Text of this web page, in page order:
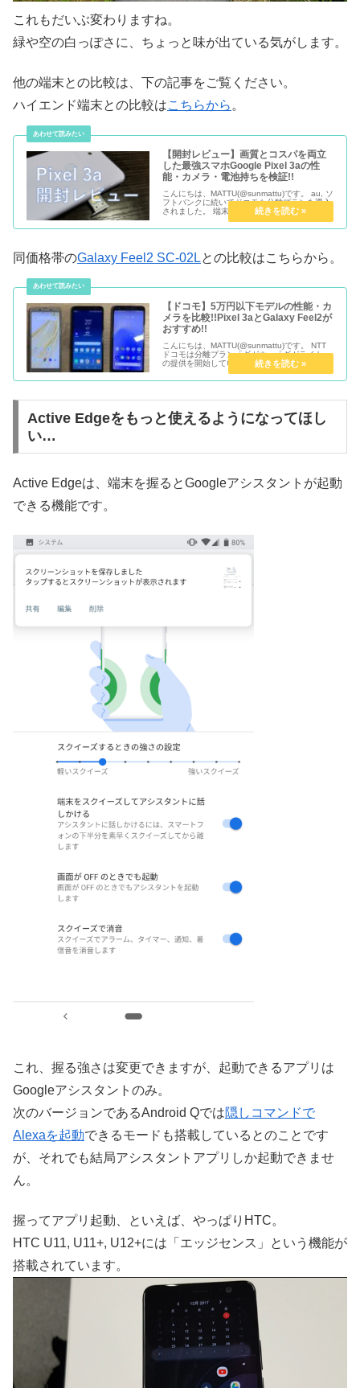
これもだいぶ変わりますね。
緑や空の白っぽさに、ちょっと味が出ている気がします。
他の端末との比較は、下の記事をご覧ください。
ハイエンド端末との比較はこちらから 。
【開封レビュー】画質とコスパを両立
した最強スマホGoogle Pixel 3aの性
能・カメラ・電池持ちを検証!!
こんにちは、MATTU(@sunmattu)です。 au, ソ
フトバンクに続いてドコモも分離プランを導入
されました。 端末購入補助がなくなるので、端
末を購入してから2年間は少なくとも通信料金
の負担が増えます。 ゆえに、負担を軽くするに
同価格帯のGalaxy Feel2 SC-02Lとの比較はこちらから。
【ドコモ】5万円以下モデルの性能・カ
メラを比較!!Pixel 3aとGalaxy Feel2が
おすすめ!!
こんにちは、MATTU(@sunmattu)です。 NTT
ドコモは分離プラン「ギガホ」「ギガライト」
の提供を開始しています。 端末の購入割引であ
る「月々サポート」がなくなったことから、ス
マホの機種代金をいかに安く抑えるか、が、ト
Active Edgeをもっと使えるようになってほし
い…
Active Edgeは、端末を握るとGoogleアシスタントが起動
できる機能です。
これ、握る強さは変更できますが、起動できるアプリは
Googleアシスタントのみ。
次のバージョンであるAndroid Qでは隠しコマンドで
Alexaを起動できるモードも搭載しているとのことです
が、それでも結局アシスタントアプリしか起動できませ
ん。
握ってアプリ起動、といえば、やっぱりHTC。
HTC U11, U11+, U12+には「エッジセンス」という機能が
搭載されています。